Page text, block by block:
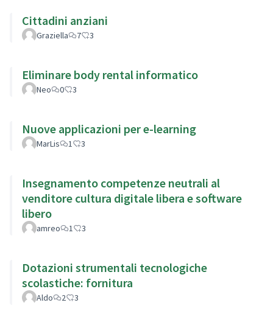
Cittadini anziani
Graziella 7 3
Eliminare body rental informatico
Neo 0 3
Nuove applicazioni per e-learning
MarLis 1 3
Insegnamento competenze neutrali al
venditore cultura digitale libera e software
libero
amreo 1 3
Dotazioni strumentali tecnologiche
scolastiche: fornitura
Aldo 2 3